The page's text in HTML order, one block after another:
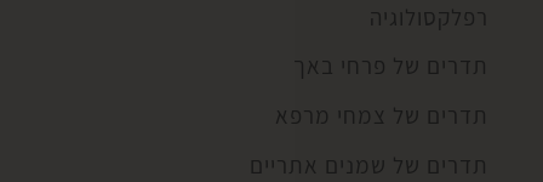
רפלקסולוגיה
תדרים של פרחי באך
תדרים של צמחי מרפא
תדרים של שמנים אתריים